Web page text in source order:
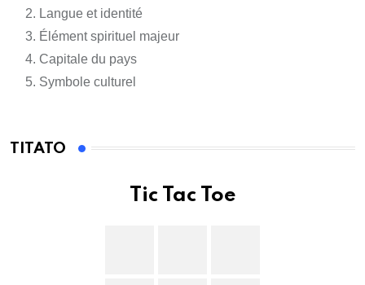
Langue et identité
Élément spirituel majeur
Capitale du pays
Symbole culturel
TITATO
Tic Tac Toe